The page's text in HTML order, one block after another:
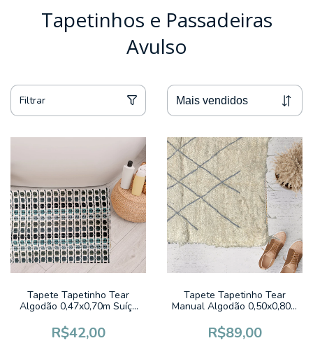
Tapetinhos e Passadeiras
Avulso
Filtrar
Tapete Tapetinho Tear
Algodão 0,47x0,70m Suíça
R$42,00
Tapete Tapetinho Tear
Manual Algodão 0,50x0,80m
R$89,00